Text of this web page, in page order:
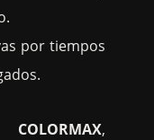
por tiempos
,